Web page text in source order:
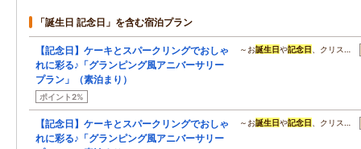
「誕生日 記念日」を含む宿泊プラン
【記念日】ケーキとスパークリングでおしゃ
れに彩る♪「グランピング風アニバーサリー
プラン」（素泊まり）
ポイント2%
～お誕生日や記念日 、クリス…
【記念日】ケーキとスパークリングでおしゃ
れに彩る♪「グランピング風アニバーサリー
～お誕生日や記念日 、クリス…